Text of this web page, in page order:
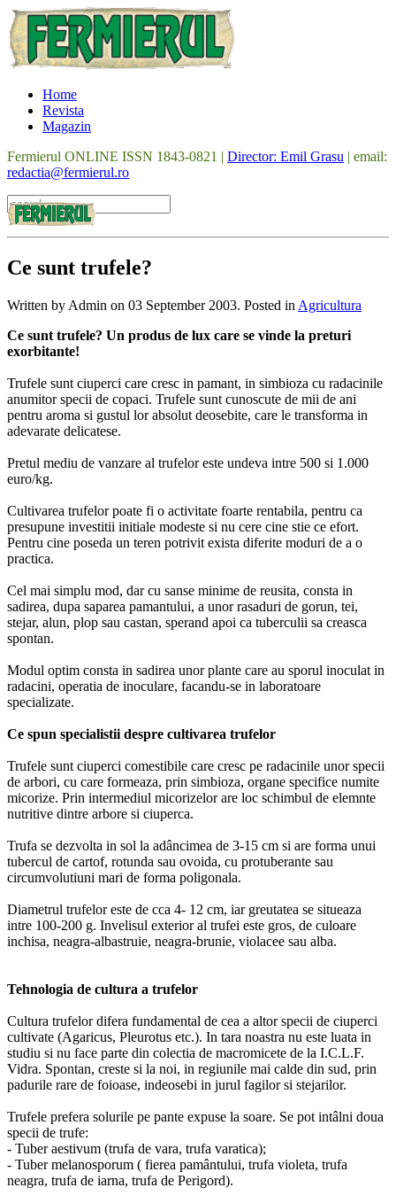
Home
Revista
Magazin
Fermierul ONLINE ISSN 1843-0821 | Director: Emil Grasu | email:
redactia@fermierul.ro
Ce sunt trufele?
Written by Admin on 03 September 2003. Posted in Agricultura
Ce sunt trufele? Un produs de lux care se vinde la preturi
exorbitante!
Trufele sunt ciuperci care cresc in pamant, in simbioza cu radacinile
anumitor specii de copaci. Trufele sunt cunoscute de mii de ani
pentru aroma si gustul lor absolut deosebite, care le transforma in
adevarate delicatese.
Pretul mediu de vanzare al trufelor este undeva intre 500 si 1.000
euro/kg.
Cultivarea trufelor poate fi o activitate foarte rentabila, pentru ca
presupune investitii initiale modeste si nu cere cine stie ce efort.
Pentru cine poseda un teren potrivit exista diferite moduri de a o
practica.
Cel mai simplu mod, dar cu sanse minime de reusita, consta in
sadirea, dupa saparea pamantului, a unor rasaduri de gorun, tei,
stejar, alun, plop sau castan, sperand apoi ca tuberculii sa creasca
spontan.
Modul optim consta in sadirea unor plante care au sporul inoculat in
radacini, operatia de inoculare, facandu-se in laboratoare
specializate.
Ce spun specialistii despre cultivarea trufelor
Trufele sunt ciuperci comestibile care cresc pe radacinile unor specii
de arbori, cu care formeaza, prin simbioza, organe specifice numite
micorize. Prin intermediul micorizelor are loc schimbul de elemnte
nutritive dintre arbore si ciuperca.
Trufa se dezvolta in sol la adâncimea de 3-15 cm si are forma unui
tubercul de cartof, rotunda sau ovoida, cu protuberante sau
circumvolutiuni mari de forma poligonala.
Diametrul trufelor este de cca 4- 12 cm, iar greutatea se situeaza
intre 100-200 g. Invelisul exterior al trufei este gros, de culoare
inchisa, neagra-albastruie, neagra-brunie, violacee sau alba.
Tehnologia de cultura a trufelor
Cultura trufelor difera fundamental de cea a altor specii de ciuperci
cultivate (Agaricus, Pleurotus etc.). In tara noastra nu este luata in
studiu si nu face parte din colectia de macromicete de la I.C.L.F.
Vidra. Spontan, creste si la noi, in regiunile mai calde din sud, prin
padurile rare de foioase, indeosebi in jurul fagilor si stejarilor.
Trufele prefera solurile pe pante expuse la soare. Se pot intâlni doua
specii de trufe:
- Tuber aestivum (trufa de vara, trufa varatica);
- Tuber melanosporum ( fierea pamântului, trufa violeta, trufa
neagra, trufa de iarna, trufa de Perigord).